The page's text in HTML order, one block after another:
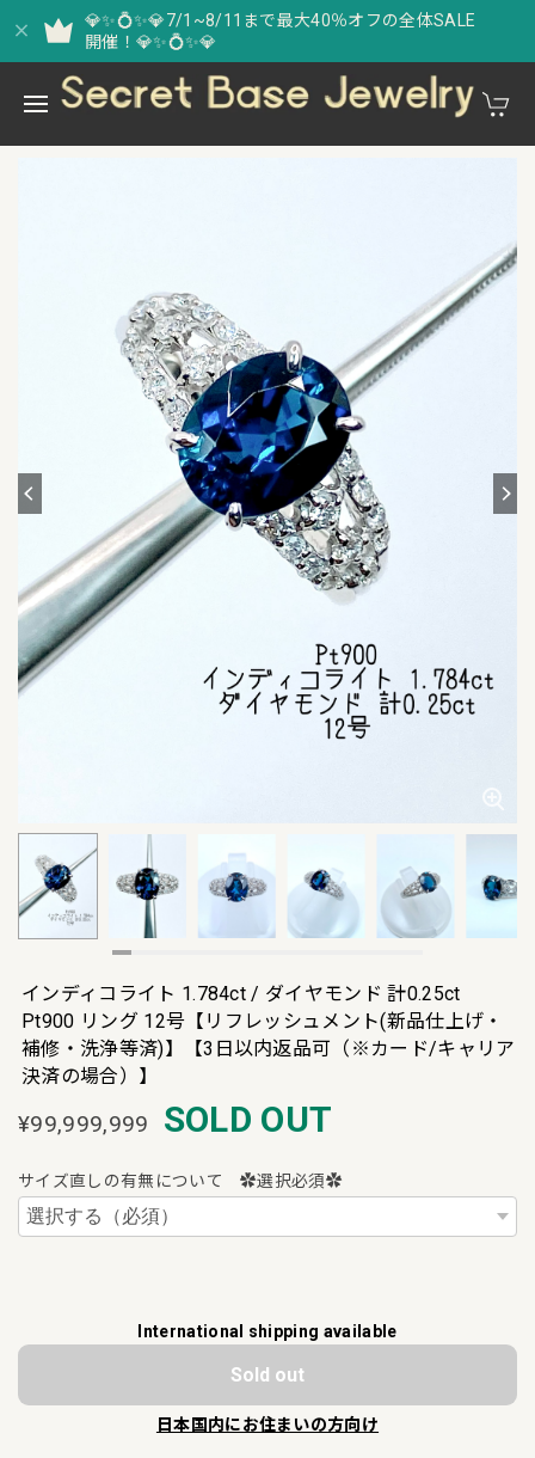
💎✨💍✨💎7/1~8/11まで最大40％オフの全体SALE
開催！💎✨💍✨💎
インディコライト 1.784ct / ダイヤモンド 計0.25ct
Pt900 リング 12号【リフレッシュメント(新品仕上げ・
補修・洗浄等済)】【3日以内返品可（※カード/キャリア
決済の場合）】
¥99,999,999 SOLD OUT
サイズ直しの有無について ✿選択必須✿
International shipping available
Sold out
日本国内にお住まいの方向け